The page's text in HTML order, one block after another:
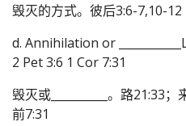
毁灭的方式。彼后3:6-7,10-12
d. Annihilation or
2 Pet 3:6 1 Cor 7:31
毁灭或__________。路21:33
前7:31